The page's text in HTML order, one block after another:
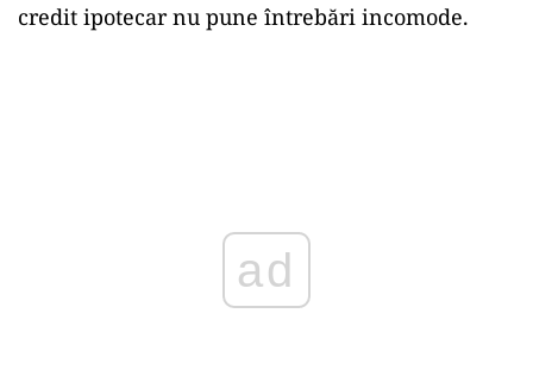
credit ipotecar nu pune întrebări incomode.
ad